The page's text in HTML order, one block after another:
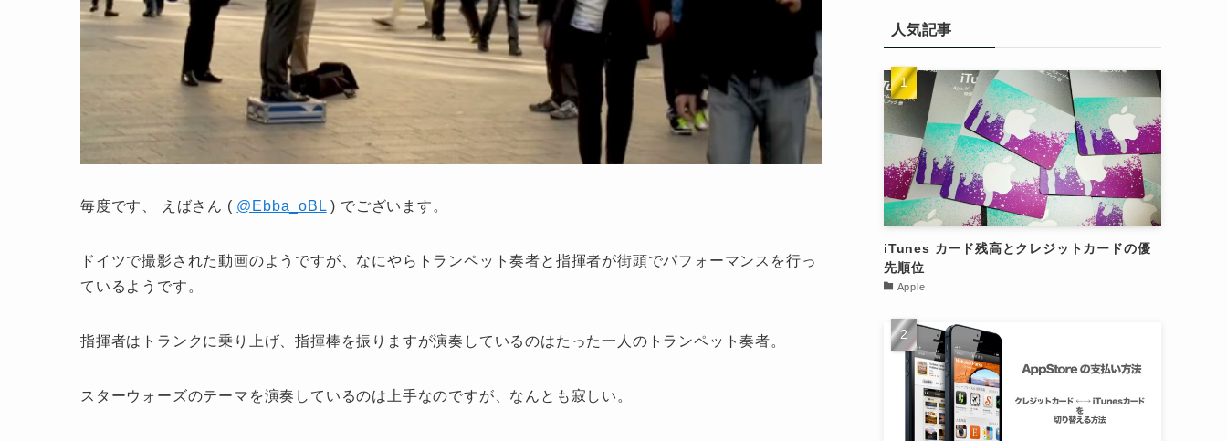
毎度です、 えばさん ( @Ebba_oBL ) でございます。
ドイツで撮影された動画のようですが、なにやらトランペット奏者と指揮者が街頭でパフォーマンスを行っ
ているようです。
指揮者はトランクに乗り上げ、指揮棒を振りますが演奏しているのはたった一人のトランペット奏者。
スターウォーズのテーマを演奏しているのは上手なのですが、なんとも寂しい。
人気記事
iTunes カード残高とクレジットカードの優
先順位
Apple